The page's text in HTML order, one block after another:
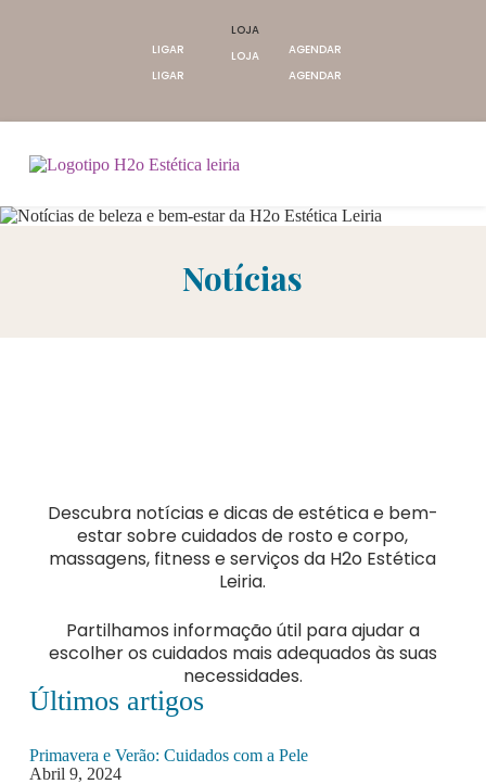
LIGAR
LIGAR
LOJA
LOJA
AGENDAR
AGENDAR
Notícias
Descubra notícias e dicas de estética e bem-
estar sobre cuidados de rosto e corpo,
massagens, fitness e serviços da H2o Estética
Leiria.
Partilhamos informação útil para ajudar a
escolher os cuidados mais adequados às suas
necessidades.
Últimos artigos
Primavera e Verão: Cuidados com a Pele
Abril 9, 2024